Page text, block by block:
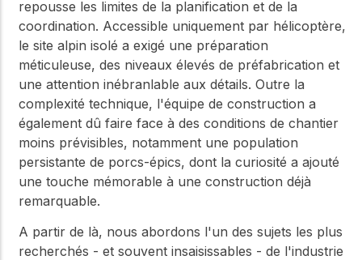
repousse les limites de la planification et de la
coordination. Accessible uniquement par hélicoptère,
le site alpin isolé a exigé une préparation
méticuleuse, des niveaux élevés de préfabrication et
une attention inébranlable aux détails. Outre la
complexité technique, l'équipe de construction a
également dû faire face à des conditions de chantier
moins prévisibles, notamment une population
persistante de porcs-épics, dont la curiosité a ajouté
une touche mémorable à une construction déjà
remarquable.
A partir de là, nous abordons l'un des sujets les plus
recherchés - et souvent insaisissables - de l'industrie